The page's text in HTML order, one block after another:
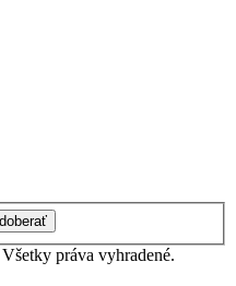
práva vyhradené.